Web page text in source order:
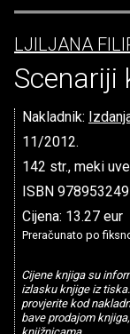
LJILJANA
Scenariji
Nakladnik:
11/2012.
142 str., meki
ISBN
Cijena: 13.27 eur
Preračunato po
Cijene knjiga su
izlasku knjige iz
provjerite kod
bave prodajom